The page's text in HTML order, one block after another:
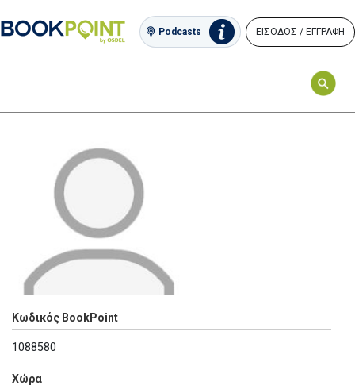
Podcasts ΕΙΣΟΔΟΣ / ΕΓΓΡΑΦΗ
Κωδικός BookPoint
1088580
Χώρα